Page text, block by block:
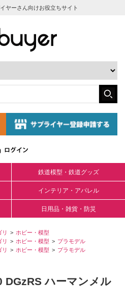
ヤーさん向けお役立ちサイト
鉄道模型・鉄道グッズ
インテリア・アパレル
日用品・雑貨・防災
ホビー・模型
ホビー・模型
プラモデル
ホビー・模型
プラモデル
DGzRS ハーマンメル